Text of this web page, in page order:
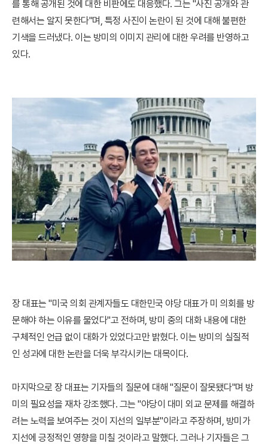
를 통해 공개된 것에 대한 비판에도 대응했다. 그는 "사진 공개와 관
련해서는 알지 못한다"며, 특정 사진이 논란이 된 것에 대해 불편한
기색을 드러냈다. 이는 방미의 이미지 관리에 대한 우려를 반영하고
있다.
장 대표는 "미국 의회 관계자들도 대한민국 야당 대표가 미 의회를 방
문해야 하는 이유를 물었다"고 전하며, 방미 중의 대화 내용에 대한
구체적인 언급 없이 대화가 있었다고만 밝혔다. 이는 방미의 실질적
인 성과에 대한 논란을 더욱 부각시키는 대목이다.
마지막으로 장 대표는 기자들의 질문에 대해 "질문이 잘못됐다"며 방
미의 필요성을 재차 강조했다. 그는 "야당이 대미 외교 문제를 해결하
려는 노력을 보여주는 것이 지선의 일부분"이라고 주장하며, 방미가
지선에 긍정적인 영향을 미칠 것이라고 말했다. 그러나 기자들은 그